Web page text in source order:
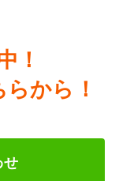
！
から！
せ